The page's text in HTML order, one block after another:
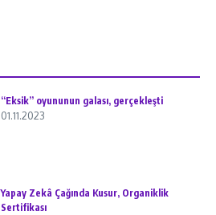
“Eksik” oyununun galası, gerçekleşti
01.11.2023
Yapay Zekâ Çağında Kusur, Organiklik
Sertifikası